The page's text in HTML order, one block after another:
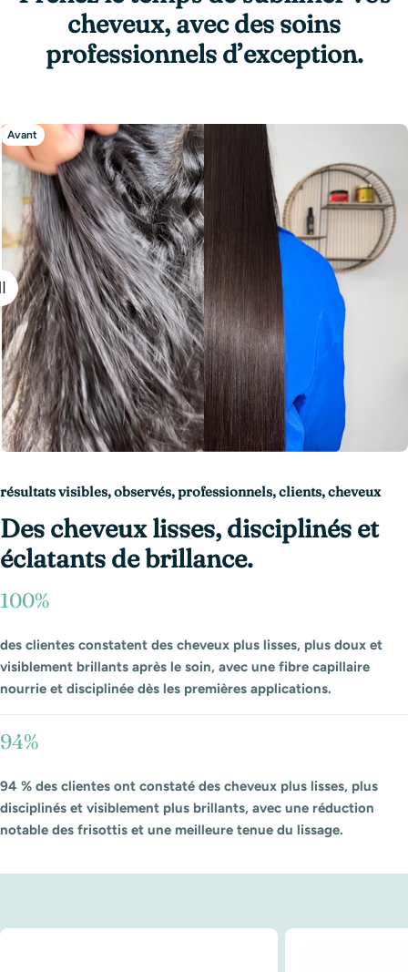
cheveux, avec des soins
professionnels d’exception.
résultats visibles, observés, professionnels, clients, cheveux
Des cheveux lisses, disciplinés et
éclatants de brillance.
100%
des clientes constatent des cheveux plus lisses, plus doux et
visiblement brillants après le soin, avec une fibre capillaire
nourrie et disciplinée dès les premières applications.
94%
94 % des clientes ont constaté des cheveux plus lisses, plus
disciplinés et visiblement plus brillants, avec une réduction
notable des frisottis et une meilleure tenue du lissage.
Avant
Après